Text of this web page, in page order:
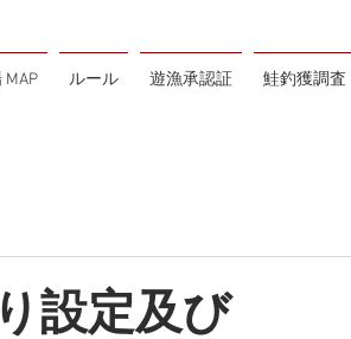
MAP ルール 遊漁承認証 鮭釣獲調査
り設定及び